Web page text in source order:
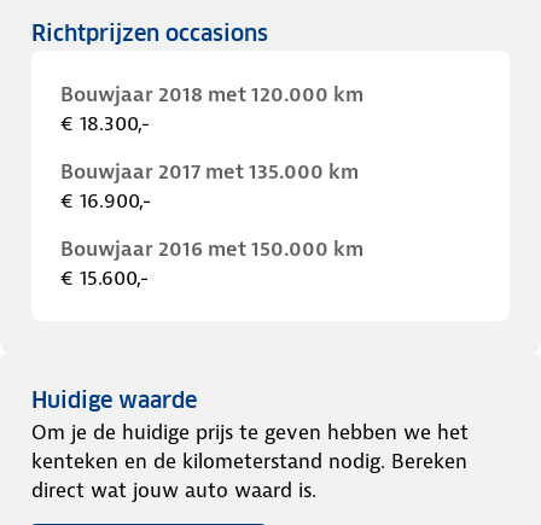
Richtprijzen occasions
Bouwjaar 2018 met 120.000 km
€ 18.300,-
Bouwjaar 2017 met 135.000 km
€ 16.900,-
Bouwjaar 2016 met 150.000 km
€ 15.600,-
Huidige waarde
Om je de huidige prijs te geven hebben we het
kenteken en de kilometerstand nodig. Bereken
direct wat jouw auto waard is.